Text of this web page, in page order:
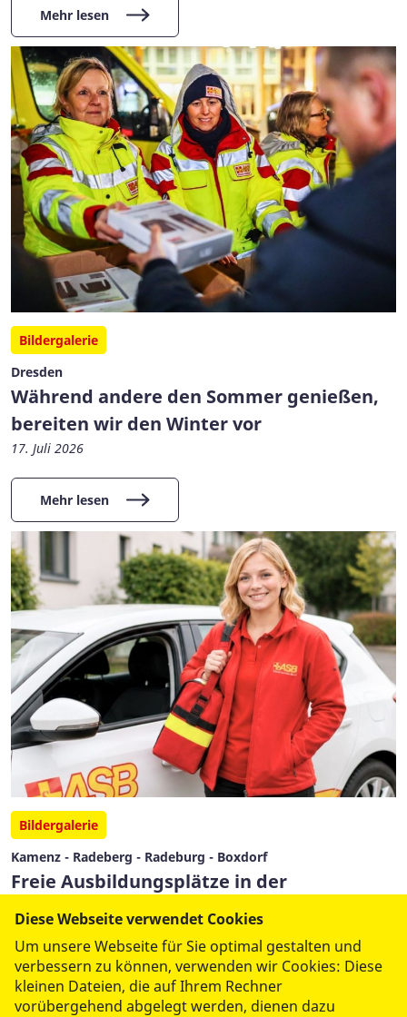
Mehr lesen
Bildergalerie
Dresden
Während andere den Sommer genießen,
bereiten wir den Winter vor
17. Juli 2026
Mehr lesen
Bildergalerie
Kamenz - Radeberg - Radeburg - Boxdorf
Freie Ausbildungsplätze in der
ambulanten Pflege – jetzt bewerben!
Mehr lesen
Diese Webseite verwendet Cookies
Um unsere Webseite für Sie optimal gestalten und
verbessern zu können, verwenden wir Cookies: Diese
kleinen Dateien, die auf Ihrem Rechner
vorübergehend abgelegt werden, dienen dazu